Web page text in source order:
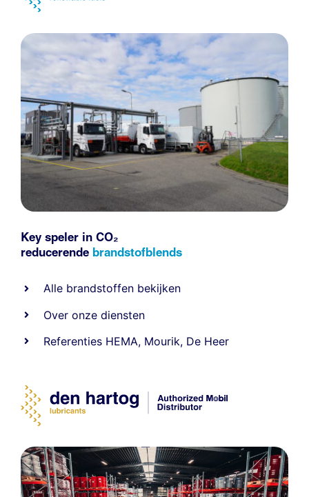
Key speler in CO₂
reducerende brandstofblends
Alle brandstoffen bekijken
Over onze diensten
Referenties HEMA, Mourik, De Heer